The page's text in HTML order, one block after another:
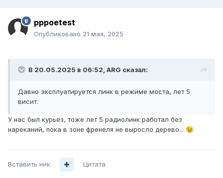
pppoetest
Опубликовано 21 мая, 2025
В 20.05.2025 в 06:52, ARG сказал:
Давно эксплуатируется линк в режиме моста, лет 5
висит.
У нас был курьёз, тоже лет 5 радиолинк работал без
нареканий, пока в зоне френеля не выросло дерево... 😉
Вставить ник Цитата